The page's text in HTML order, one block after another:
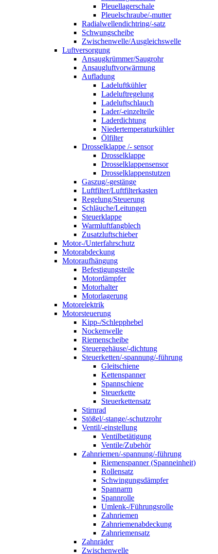
Pleuellagerschale
Pleuelschraube/-mutter
Radialwellendichtring/-satz
Schwungscheibe
Zwischenwelle/Ausgleichswelle
Luftversorgung
Ansaugkrümmer/Saugrohr
Ansaugluftvorwärmung
Aufladung
Ladeluftkühler
Ladeluftregelung
Ladeluftschlauch
Lader/-einzelteile
Laderdichtung
Niedertemperaturkühler
Ölfilter
Drosselklappe /- sensor
Drosselklappe
Drosselklappensensor
Drosselklappenstutzen
Gaszug/-gestänge
Luftfilter/Luftfilterkasten
Regelung/Steuerung
Schläuche/Leitungen
Steuerklappe
Warmluftfangblech
Zusatzluftschieber
Motor-/Unterfahrschutz
Motorabdeckung
Motoraufhängung
Befestigungsteile
Motordämpfer
Motorhalter
Motorlagerung
Motorelektrik
Motorsteuerung
Kipp-/Schlepphebel
Nockenwelle
Riemenscheibe
Steuergehäuse/-dichtung
Steuerketten/-spannung/-führung
Gleitschiene
Kettenspanner
Spannschiene
Steuerkette
Steuerkettensatz
Stirnrad
Stößel/-stange/-schutzrohr
Ventil/-einstellung
Ventilbetätigung
Ventile/Zubehör
Zahnriemen/-spannung/-führung
Riemenspanner (Spanneinheit)
Rollensatz
Schwingungsdämpfer
Spannarm
Spannrolle
Umlenk-/Führungsrolle
Zahnriemen
Zahnriemenabdeckung
Zahnriemensatz
Zahnräder
Zwischenwelle